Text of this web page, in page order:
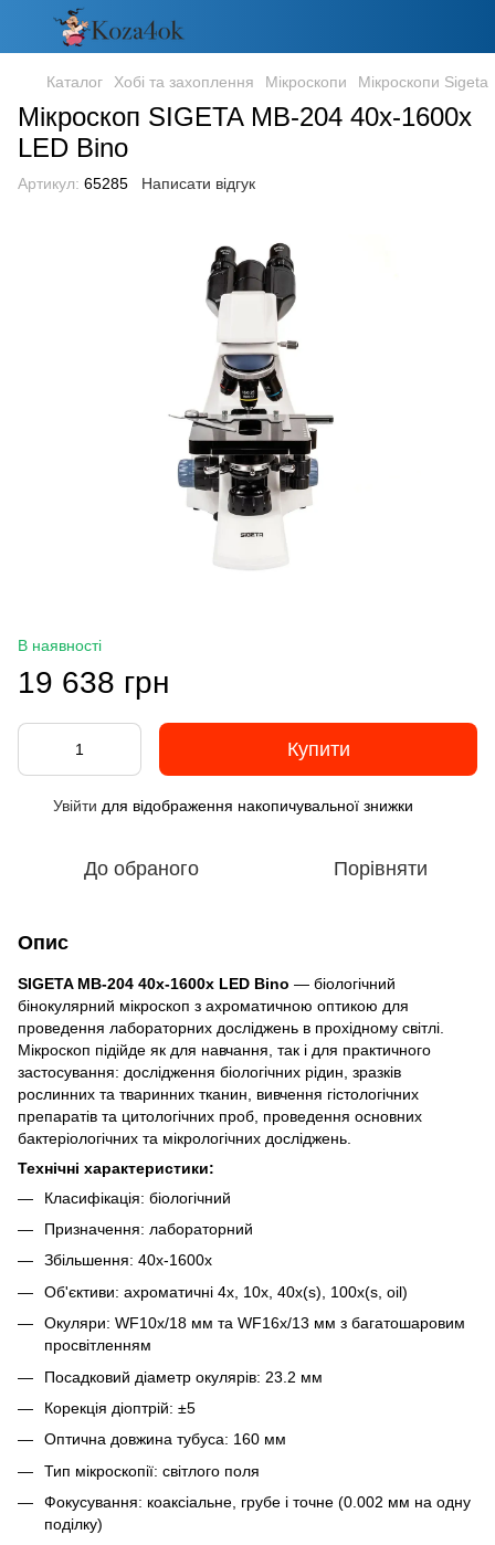
Каталог Хобі та захоплення Мікроскопи Мікроскопи Sigeta
Мікроскоп SIGETA MB-204 40x-1600x
LED Bino
Артикул: 65285 Написати відгук
В наявності
19 638 грн
Купити
Увійти для відображення накопичувальної знижки
До обраного Порівняти
Опис
SIGETA MB-204 40x-1600x LED Bino — біологічний
бінокулярний мікроскоп з ахроматичною оптикою для
проведення лабораторних досліджень в прохідному світлі.
Мікроскоп підійде як для навчання, так і для практичного
застосування: дослідження біологічних рідин, зразків
рослинних та тваринних тканин, вивчення гістологічних
препаратів та цитологічних проб, проведення основних
бактеріологічних та мікрологічних досліджень.
Технічні характеристики:
Класифікація: біологічний
Призначення: лабораторний
Збільшення: 40x-1600x
Об'єктиви: ахроматичні 4x, 10x, 40x(s), 100x(s, oil)
Окуляри: WF10x/18 мм та WF16x/13 мм з багатошаровим
просвітленням
Посадковий діаметр окулярів: 23.2 мм
Корекція діоптрій: ±5
Оптична довжина тубуса: 160 мм
Тип мікроскопії: світлого поля
Фокусування: коаксіальне, грубе і точне (0.002 мм на одну
поділку)